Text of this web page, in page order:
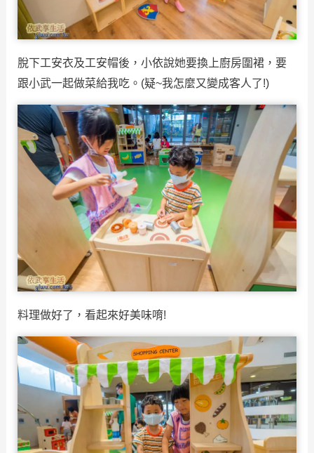
脫下工安衣及工安帽後，小依說她要換上廚房圍裙，要
跟小武一起做菜給我吃。(疑~我怎麼又變成客人了!)
料理做好了，看起來好美味唷!